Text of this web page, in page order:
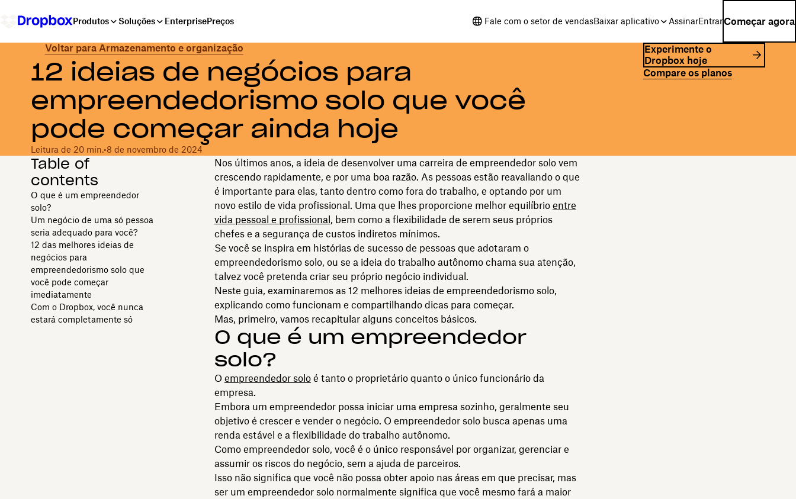
Produtos Soluções EnterprisePreços Fale com o setor de vendasBaixar aplicativo AssinarEntrarComeçar agora
Voltar para Armazenamento e organização
12 ideias de negócios para
empreendedorismo solo que você
pode começar ainda hoje
Leitura de 20 min.•8 de novembro de 2024
Experimente o
Dropbox hoje
Compare os planos
Table of
contents
O que é um empreendedor
solo?
Um negócio de uma só pessoa
seria adequado para você?
12 das melhores ideias de
negócios para
empreendedorismo solo que
você pode começar
imediatamente
Com o Dropbox, você nunca
estará completamente só
Nos últimos anos, a ideia de desenvolver uma carreira de empreendedor solo vem
crescendo rapidamente, e por uma boa razão. As pessoas estão reavaliando o que
é importante para elas, tanto dentro como fora do trabalho, e optando por um
novo estilo de vida profissional. Uma que lhes proporcione melhor equilíbrio entre
vida pessoal e profissional, bem como a flexibilidade de serem seus próprios
chefes e a segurança de custos indiretos mínimos.
Se você se inspira em histórias de sucesso de pessoas que adotaram o
empreendedorismo solo, ou se a ideia do trabalho autônomo chama sua atenção,
talvez você pretenda criar seu próprio negócio individual.
Neste guia, examinaremos as 12 melhores ideias de empreendedorismo solo,
explicando como funcionam e compartilhando dicas para começar.
Mas, primeiro, vamos recapitular alguns conceitos básicos.
O que é um empreendedor
solo?
O empreendedor soloé tanto o proprietário quanto o único funcionário da
empresa.
Embora um empreendedor possa iniciar uma empresa sozinho, geralmente seu
objetivo é crescer e vender o negócio. O empreendedor solo busca apenas uma
renda estável e a flexibilidade do trabalho autônomo.
Como empreendedor solo, você é o único responsável por organizar, gerenciar e
assumir os riscos do negócio, sem a ajuda de parceiros.
Isso não significa que você não possa obter apoio nas áreas em que precisar, mas
ser um empreendedor solo normalmente significa que você mesmo fará a maior